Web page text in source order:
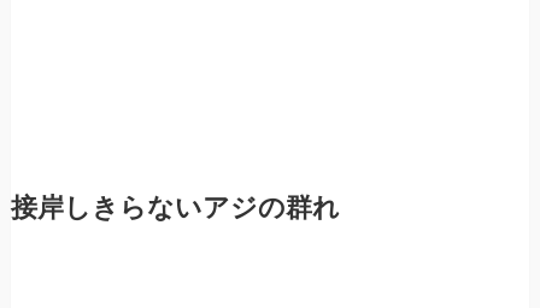
接岸しきらないアジの群れ